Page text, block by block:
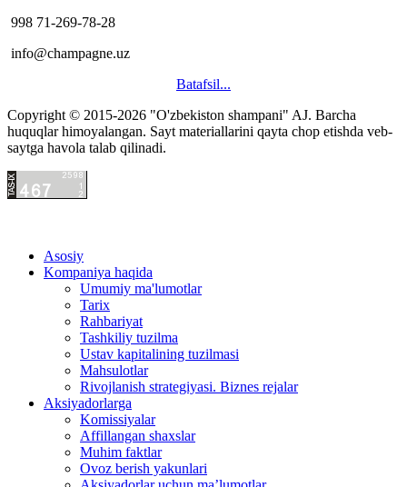
998 71-269-78-28
info@champagne.uz
Batafsil...
hacklink
satış
satın
al
istanbul
arası
Copyright © 2015-2026 "O'zbekiston shampani" AJ. Barcha
huquqlar himoyalangan. Sayt materiallarini qayta chop etishda veb-
saytga havola talab qilinadi.
hacklink
istanbul
Asosiy
Kompaniya haqida
Umumiy ma'lumotlar
Tarix
Rahbariyat
Tashkiliy tuzilma
Ustav kapitalining tuzilmasi
Mahsulotlar
Rivojlanish strategiyasi. Biznes rejalar
Aksiyadorlarga
Komissiyalar
Affillangan shaxslar
Muhim faktlar
Ovoz berish yakunlari